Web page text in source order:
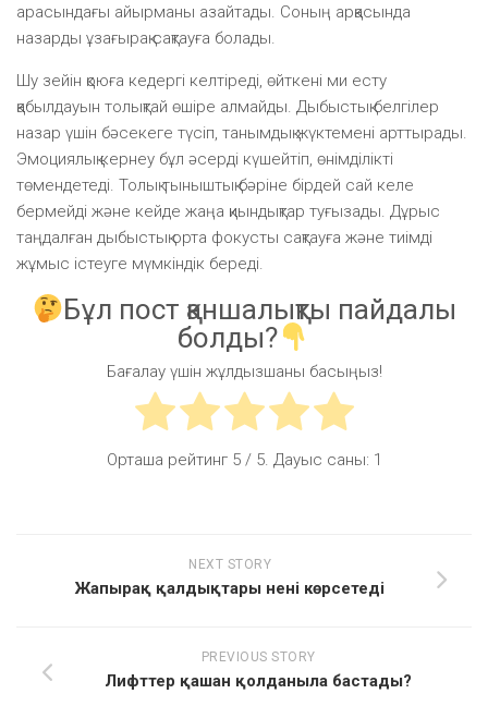
арасындағы айырманы азайтады. Соның арқасында
назарды ұзағырақ сақтауға болады.
Шу зейін қоюға кедергі келтіреді, өйткені ми есту
қабылдауын толықтай өшіре алмайды. Дыбыстық белгілер
назар үшін бәсекеге түсіп, танымдық жүктемені арттырады.
Эмоциялық кернеу бұл әсерді күшейтіп, өнімділікті
төмендетеді. Толық тыныштық бәріне бірдей сай келе
бермейді және кейде жаңа қиындықтар туғызады. Дұрыс
таңдалған дыбыстық орта фокусты сақтауға және тиімді
жұмыс істеуге мүмкіндік береді.
Бұл пост қаншалықты пайдалы
болды?
Бағалау үшін жұлдызшаны басыңыз!
Орташа рейтинг 5/ 5. Дауыс саны: 1
NEXT STORY
Жапырақ қалдықтары нені көрсетеді
PREVIOUS STORY
Лифттер қашан қолданыла бастады?